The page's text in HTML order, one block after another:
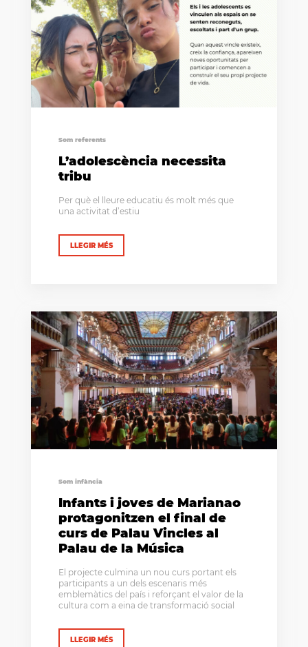
Som referents
L’adolescència necessita
tribu
Per què el lleure educatiu és molt més que
una activitat d’estiu
LLEGIR MÉS
Som infància
Infants i joves de Marianao
protagonitzen el final de
curs de Palau Vincles al
Palau de la Música
El projecte culmina un nou curs portant els
participants a un dels escenaris més
emblemàtics del país i reforçant el valor de la
cultura com a eina de transformació social
LLEGIR MÉS